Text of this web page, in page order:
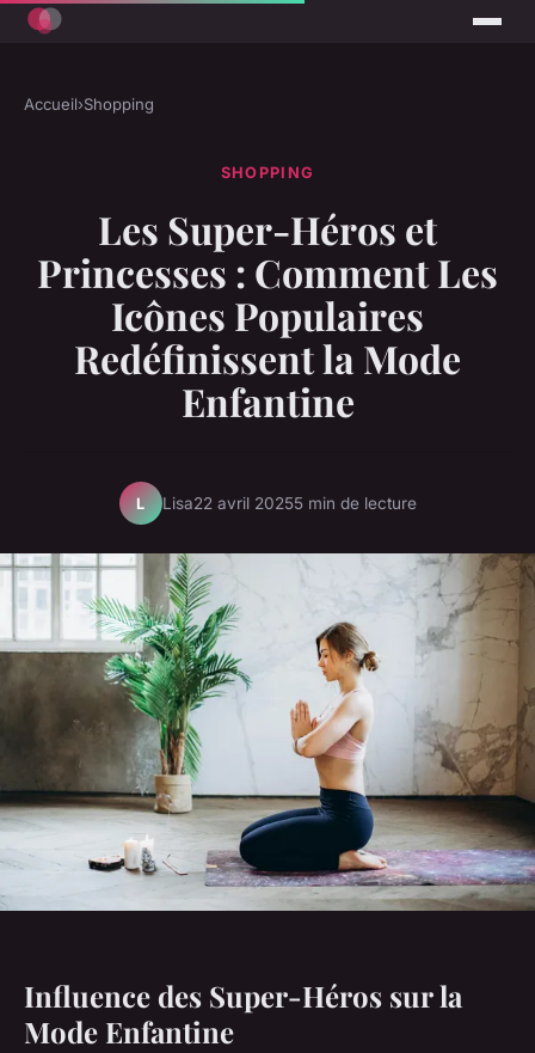
Accueil›Shopping
SHOPPING
Les Super-Héros et
Princesses : Comment Les
Icônes Populaires
Redéfinissent la Mode
Enfantine
L Lisa22 avril 20255 min de lecture
Influence des Super-Héros sur la
Mode Enfantine